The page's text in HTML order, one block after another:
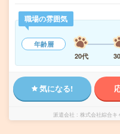
職場の雰囲気
年齢層
20代
気になる!
派遣会社 株式会社綜合キ